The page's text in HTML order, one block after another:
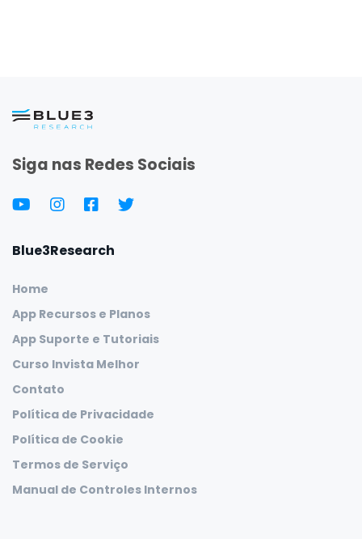
Siga nas Redes Sociais
Blue3Research
Home
App Recursos e Planos
App Suporte e Tutoriais
Curso Invista Melhor
Contato
Política de Privacidade
Política de Cookie
Termos de Serviço
Manual de Controles Internos